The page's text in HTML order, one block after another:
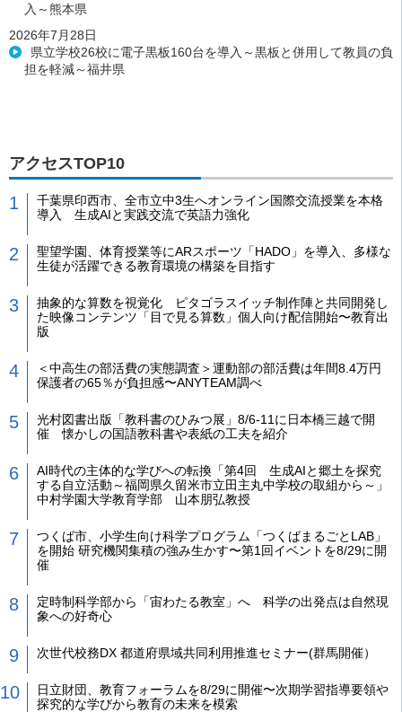
入～熊本県
2026年7月28日
県立学校26校に電子黒板160台を導入～黒板と併用して教員の負
担を軽減～福井県
アクセスTOP10
千葉県印西市、全市立中3生へオンライン国際交流授業を本格
導入 生成AIと実践交流で英語力強化
聖望学園、体育授業等にARスポーツ「HADO」を導入、多様な
生徒が活躍できる教育環境の構築を目指す
抽象的な算数を視覚化 ピタゴラスイッチ制作陣と共同開発し
た映像コンテンツ「目で見る算数」個人向け配信開始〜教育出
版
＜中高生の部活費の実態調査＞運動部の部活費は年間8.4万円
保護者の65％が負担感〜ANYTEAM調べ
光村図書出版「教科書のひみつ展」8/6-11に日本橋三越で開
催 懐かしの国語教科書や表紙の工夫を紹介
AI時代の主体的な学びへの転換「第4回 生成AIと郷土を探究
する自立活動～福岡県久留米市立田主丸中学校の取組から～」
中村学園大学教育学部 山本朋弘教授
つくば市、小学生向け科学プログラム「つくばまるごとLAB」
を開始 研究機関集積の強み生かす〜第1回イベントを8/29に開
催
定時制科学部から「宙わたる教室」へ 科学の出発点は自然現
象への好奇心
次世代校務DX 都道府県域共同利用推進セミナー(群馬開催）
日立財団、教育フォーラムを8/29に開催〜次期学習指導要領や
探究的な学びから教育の未来を模索